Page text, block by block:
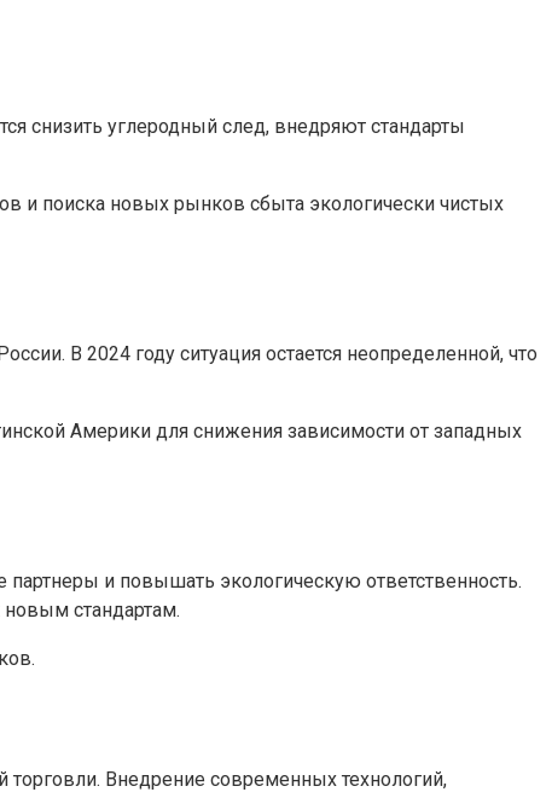
снизить углеродный след, внедряют стандарты
и поиска новых рынков сбыта экологически чистых
В 2024 году ситуация остается неопределенной, что
Америки для снижения зависимости от западных
и повышать экологическую ответственность.
стандартам.
Внедрение современных технологий,